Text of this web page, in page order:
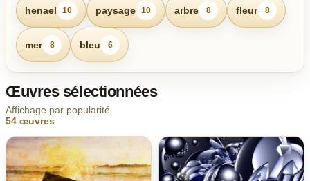
henael 10 paysage 10 arbre 8 fleur 8
mer 8 bleu 6
Œuvres sélectionnées
Affichage par popularité
54 œuvres